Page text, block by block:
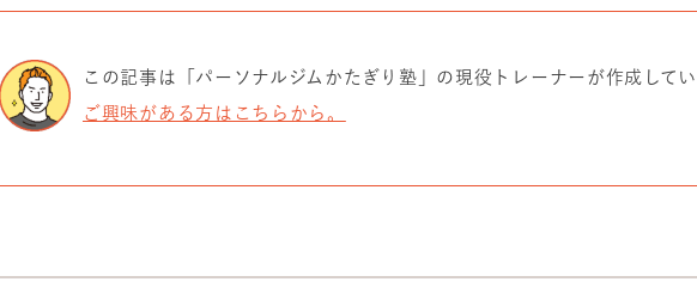
この記事は「パーソナルジムかたぎり塾」の現役トレーナーが作成して
ご興味がある方はこちらから。